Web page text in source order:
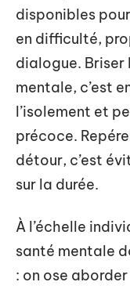
disponibles
en difficulté,
dialogue. Briser
mentale, c’est
l’isolement et
précoce.
détour, c’est
sur la durée.
À l’échelle
santé mentale
: on ose